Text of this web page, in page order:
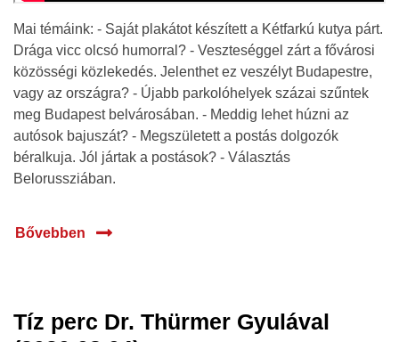
Mai témáink: - Saját plakátot készített a Kétfarkú kutya párt.
Drága vicc olcsó humorral? - Veszteséggel zárt a fővárosi
közösségi közlekedés. Jelenthet ez veszélyt Budapestre,
vagy az országra? - Újabb parkolóhelyek százai szűntek
meg Budapest belvárosában. - Meddig lehet húzni az
autósok bajuszát? - Megszületett a postás dolgozók
béralkuja. Jól jártak a postások? - Választás
Belorussziában.
Bővebben
04 aug.
Tíz perc Dr. Thürmer Gyulával